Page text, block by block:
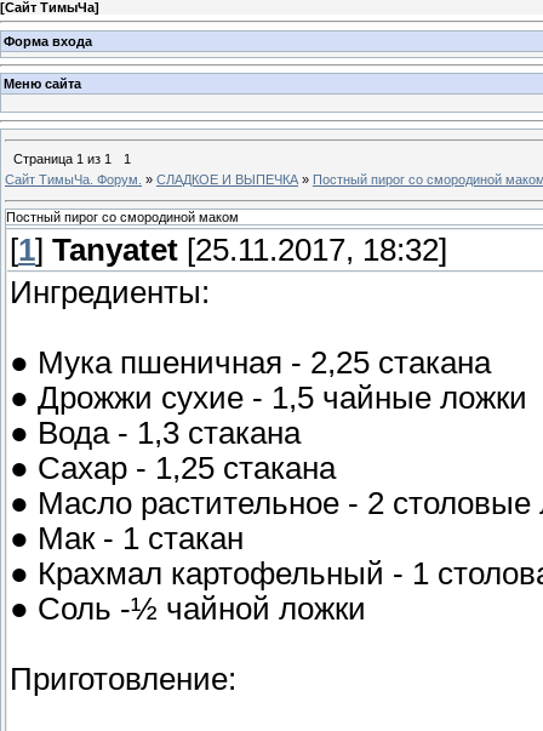
[Сайт ТимыЧа]
Форма входа
Меню сайта
Страница 1 из 1
1
Сайт ТимыЧа. Форум. » СЛАДКОЕ И ВЫПЕЧКА » Постный пирог со смородиной
Постный пирог со смородиной маком
[1] Tanyatet [25.11.2017, 18:32]
Ингредиенты:
● Мука пшеничная - 2,25 стакана
● Дрожжи сухие - 1,5 чайные ложки
● Вода - 1,3 стакана
● Сахар - 1,25 стакана
● Масло растительное - 2 столовые
● Мак - 1 стакан
● Крахмал картофельный - 1
● Соль -½ чайной ложки
Приготовление: